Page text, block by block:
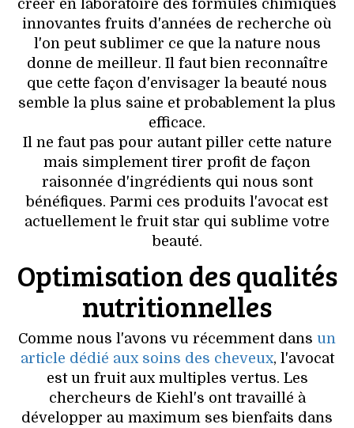
HISTOIRE DES MARQUES
DÉCO
VOYAGES & LOISIRS
créer en laboratoire des formules chimiques
innovantes fruits d'années de recherche où
l'on peut sublimer ce que la nature nous
donne de meilleur. Il faut bien reconnaître
que cette façon d'envisager la beauté nous
semble la plus saine et probablement la plus
efficace.
Il ne faut pas pour autant piller cette nature
mais simplement tirer profit de façon
raisonnée d'ingrédients qui nous sont
bénéfiques. Parmi ces produits l'avocat est
actuellement le fruit star qui sublime votre
beauté.
Optimisation des qualités
nutritionnelles
Comme nous l'avons vu récemment dans un
article dédié aux soins des cheveux, l'avocat
est un fruit aux multiples vertus. Les
chercheurs de Kiehl's ont travaillé à
développer au maximum ses bienfaits dans